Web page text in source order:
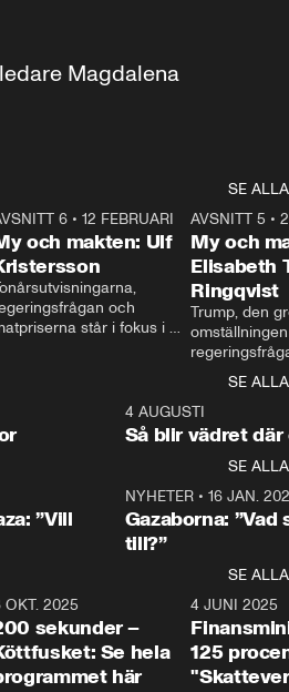
Magdalena
SE ALLA
27:30
6 •12 FEBRUARI
och makten: Ulf
och
står i fokus i
ställer
Ulf Kristersson
AVSNITT 5 •
My och
Elisabeth
Ringqvist
Trump, den
centrum i
avsnittet av
Makten”. Se
Aftonbladets
Rohwedder
Thand Ring
SE ALLA
4 AUGUSTI
Så blir vädret där
SE ALLA
”Vill
NYHETER• 16 JAN.
Gazaborna:
till?”
SE ALLA
4:29
OKT. 2025
sekunder –
Se hela
här
4 JUNI 2025
125